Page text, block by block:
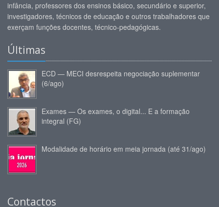
infância, professores dos ensinos básico, secundário e superior,
investigadores, técnicos de educação e outros trabalhadores que
exerçam funções docentes, técnico-pedagógicas.
Últimas
ECD — MECI desrespeita negociação suplementar
(6/ago)
Exames — Os exames, o digital... E a formação
integral (FG)
Modalidade de horário em meia jornada (até 31/ago)
Contactos